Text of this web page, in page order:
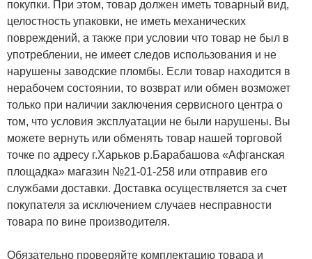
покупки. При этом, товар должен иметь товарный вид,
целостность упаковки, не иметь механических
повреждений, а также при условии что товар не был в
употреблении, не имеет следов использования и не
нарушены заводские пломбы. Если товар находится в
нерабочем состоянии, то возврат или обмен возможет
только при наличии заключения сервисного центра о
том, что условия эксплуатации не были нарушены. Вы
можете вернуть или обменять товар нашей торговой
точке по адресу г.Харьков р.Барабашова «Афганская
площадка» магазин №21-01-258 или отправив его
службами доставки. Доставка осуществляется за счет
покупателя за исключением случаев несправности
товара по вине производителя.
Обязательно проверяйте комплектацию товара и